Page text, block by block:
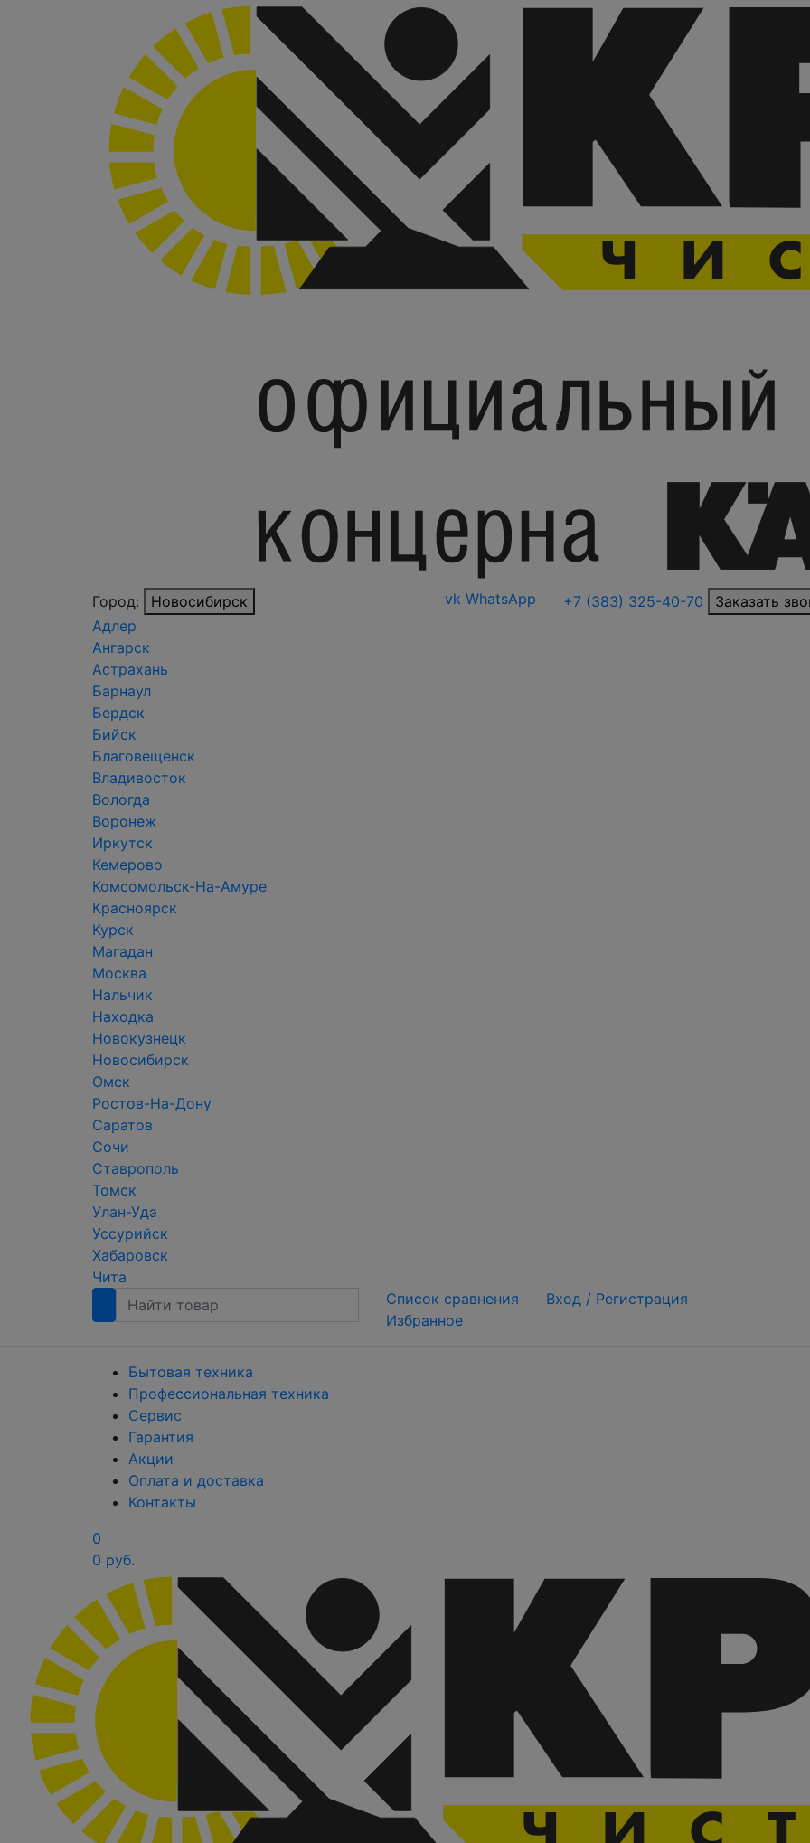
Город:
Новосибирск
Адлер
Ангарск
Астрахань
Барнаул
Бердск
Бийск
Благовещенск
Владивосток
Вологда
Воронеж
Иркутск
Кемерово
Комсомольск-На-Амуре
Красноярск
Курск
Магадан
Москва
Нальчик
Находка
Новокузнецк
Новосибирск
Омск
Ростов-На-Дону
Саратов
Сочи
Ставрополь
Томск
Улан-Удэ
Уссурийск
Хабаровск
Чита
vk WhatsApp +7 (383) 325-40-70 Заказать
Список сравнения
Избранное
Вход / Регистрация
Бытовая техника
Профессиональная техника
Сервис
Гарантия
Акции
Оплата и доставка
Контакты
0
0 руб.